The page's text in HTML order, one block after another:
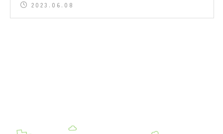
2023.06.08